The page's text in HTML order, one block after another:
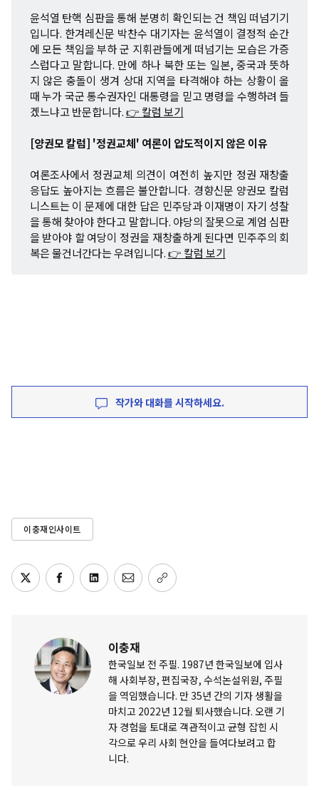
윤석열 탄핵 심판을 통해 분명히 확인되는 건 책임 떠넘기기
입니다. 한겨레신문 박찬수 대기자는 윤석열이 결정적 순간
에 모든 책임을 부하 군 지휘관들에게 떠넘기는 모습은 가증
스럽다고 말합니다. 만에 하나 북한 또는 일본, 중국과 뜻하
지 않은 충돌이 생겨 상대 지역을 타격해야 하는 상황이 올
때 누가 국군 통수권자인 대통령을 믿고 명령을 수행하려 들
겠느냐고 반문합니다.👉 칼럼 보기
[양권모 칼럼] '정권교체' 여론이 압도적이지 않은 이유
여론조사에서 정권교체 의견이 여전히 높지만 정권 재창출
응답도 높아지는 흐름은 불안합니다. 경향신문 양권모 칼럼
니스트는 이 문제에 대한 답은 민주당과 이재명이 자기 성찰
을 통해 찾아야 한다고 말합니다. 야당의 잘못으로 계엄 심판
을 받아야 할 여당이 정권을 재창출하게 된다면 민주주의 회
복은 물건너간다는 우려입니다.👉 칼럼 보기
작가와 대화를 시작하세요.
이충재인사이트
이충재
한국일보 전 주필. 1987년 한국일보에 입사
해 사회부장, 편집국장, 수석논설위원, 주필
을 역임했습니다. 만 35년 간의 기자 생활을
마치고 2022년 12월 퇴사했습니다. 오랜 기
자 경험을 토대로 객관적이고 균형 잡힌 시
각으로 우리 사회 현안을 들여다보려고 합
니다.